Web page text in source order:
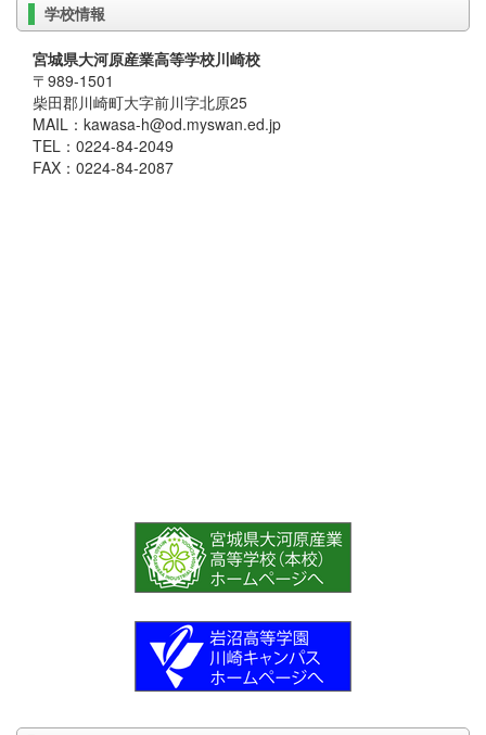
学校情報
宮城県大河原産業高等学校川崎校
〒989-1501
柴田郡川崎町大字前川字北原25
MAIL：kawasa-h@od.myswan.ed.jp
TEL：0224-84-2049
FAX：0224-84-2087